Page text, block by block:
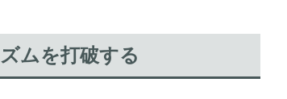
ムを打破する